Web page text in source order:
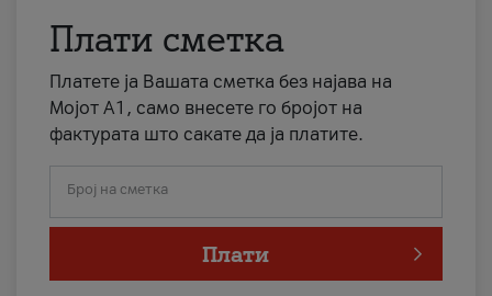
Плати сметка
Платете ја Вашата сметка без најава на
Мојот А1, само внесете го бројот на
фактурата што сакате да ја платите.
Број на сметка
Плати